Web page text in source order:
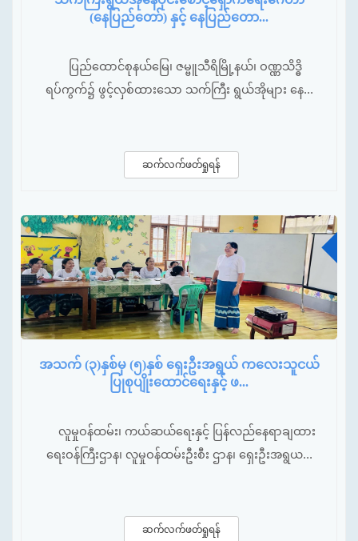
(နေပြည်တော်) နှင့် နေပြည်တော...
ပြည်ထောင်စုနယ်မြေ၊ ဇမ္ဗူသီရိမြို့နယ်၊ ဝဏ္ဏသိဒ္ဓိ
ရပ်ကွက်၌ ဖွင့်လှစ်ထားသော သက်ကြီး ရွယ်အိုများ နေ...
ဆက်လက်ဖတ်ရှုရန်
အသက် (၃)နှစ်မှ (၅)နှစ် ရှေးဦးအရွယ် ကလေးသူငယ်
ပြုစုပျိုးထောင်ရေးနှင့် ဖ...
လူမှုဝန်ထမ်း၊ ကယ်ဆယ်ရေးနှင့် ပြန်လည်နေရာချထား
ရေးဝန်ကြီးဌာန၊ လူမှုဝန်ထမ်းဦးစီး ဌာန၊ ရှေးဦးအရွယ...
ဆက်လက်ဖတ်ရှုရန်